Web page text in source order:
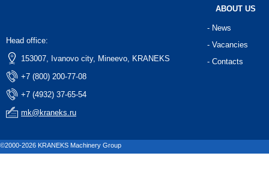
Head office:
153007, Ivanovo city, Mineevo, KRANEKS
+7 (800) 200-77-08
+7 (4932) 37-65-54
mk@kraneks.ru
ABOUT US
- News
- Vacancies
- Contacts
©2000-2026 KRANEKS Machinery Group